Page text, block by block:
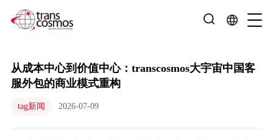
从成本中心到价值中心：transcosmos大宇宙中国客
服外包的商业模式重构
tag新闻 2026-07-09